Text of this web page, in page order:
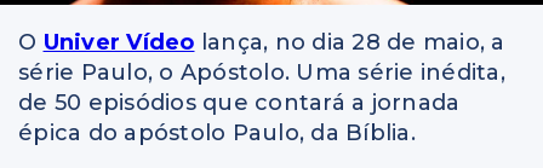
O Univer Vídeo lança, no dia 28 de maio, a
série Paulo, o Apóstolo. Uma série inédita,
de 50 episódios que contará a jornada
épica do apóstolo Paulo, da Bíblia.